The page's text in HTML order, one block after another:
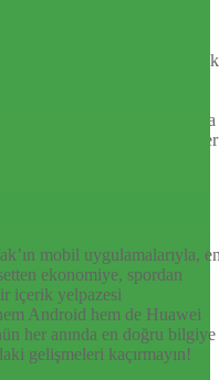
kaynağına hoş geldiniz!
anlayışıyla Yeni
bir deneyim sunuyor.
Türkiye’de hem de dünyada
platformlarıyla her an, her
mobil uygulamalarıyla,
ekonomiye, spordan
içerik yelpazesi
Android hem de Huawei
her anında en doğru bilgiye
gelişmeleri kaçırmayın!